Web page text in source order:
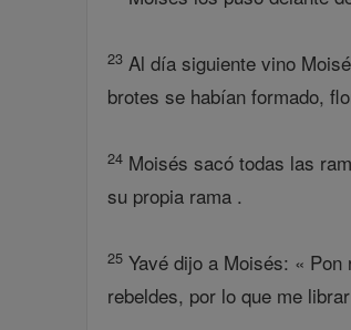
23 Al día siguiente vino
brotes se habían formado,
24 Moisés sacó todas las
su propia rama .
25 Yavé dijo a Moisés: «
rebeldes, por lo que me